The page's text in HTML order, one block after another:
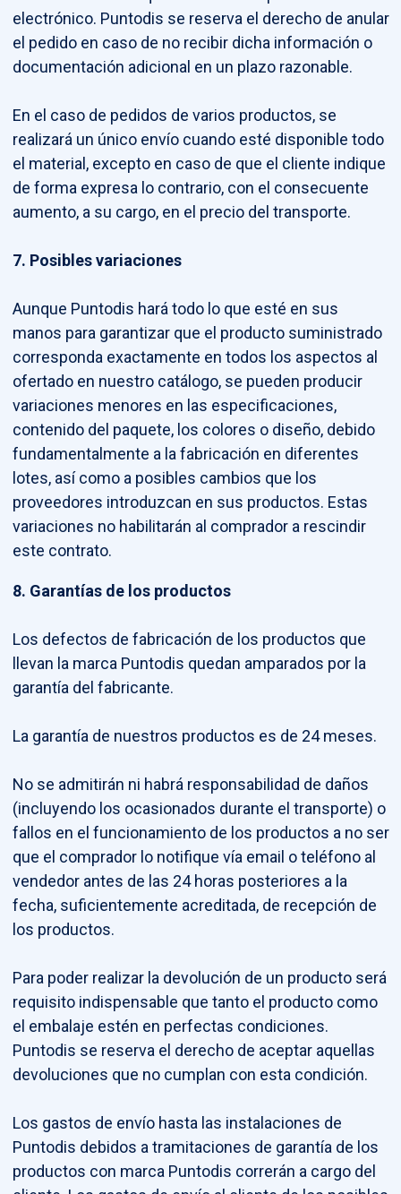
electrónico. Puntodis se reserva el derecho de anular
el pedido en caso de no recibir dicha información o
documentación adicional en un plazo razonable.
En el caso de pedidos de varios productos, se
realizará un único envío cuando esté disponible todo
el material, excepto en caso de que el cliente indique
de forma expresa lo contrario, con el consecuente
aumento, a su cargo, en el precio del transporte.
7. Posibles variaciones
Aunque Puntodis hará todo lo que esté en sus
manos para garantizar que el producto suministrado
corresponda exactamente en todos los aspectos al
ofertado en nuestro catálogo, se pueden producir
variaciones menores en las especificaciones,
contenido del paquete, los colores o diseño, debido
fundamentalmente a la fabricación en diferentes
lotes, así como a posibles cambios que los
proveedores introduzcan en sus productos. Estas
variaciones no habilitarán al comprador a rescindir
este contrato.
8. Garantías de los productos
Los defectos de fabricación de los productos que
llevan la marca Puntodis quedan amparados por la
garantía del fabricante.
La garantía de nuestros productos es de 24 meses.
No se admitirán ni habrá responsabilidad de daños
(incluyendo los ocasionados durante el transporte) o
fallos en el funcionamiento de los productos a no ser
que el comprador lo notifique vía email o teléfono al
vendedor antes de las 24 horas posteriores a la
fecha, suficientemente acreditada, de recepción de
los productos.
Para poder realizar la devolución de un producto será
requisito indispensable que tanto el producto como
el embalaje estén en perfectas condiciones.
Puntodis se reserva el derecho de aceptar aquellas
devoluciones que no cumplan con esta condición.
Los gastos de envío hasta las instalaciones de
Puntodis debidos a tramitaciones de garantía de los
productos con marca Puntodis correrán a cargo del